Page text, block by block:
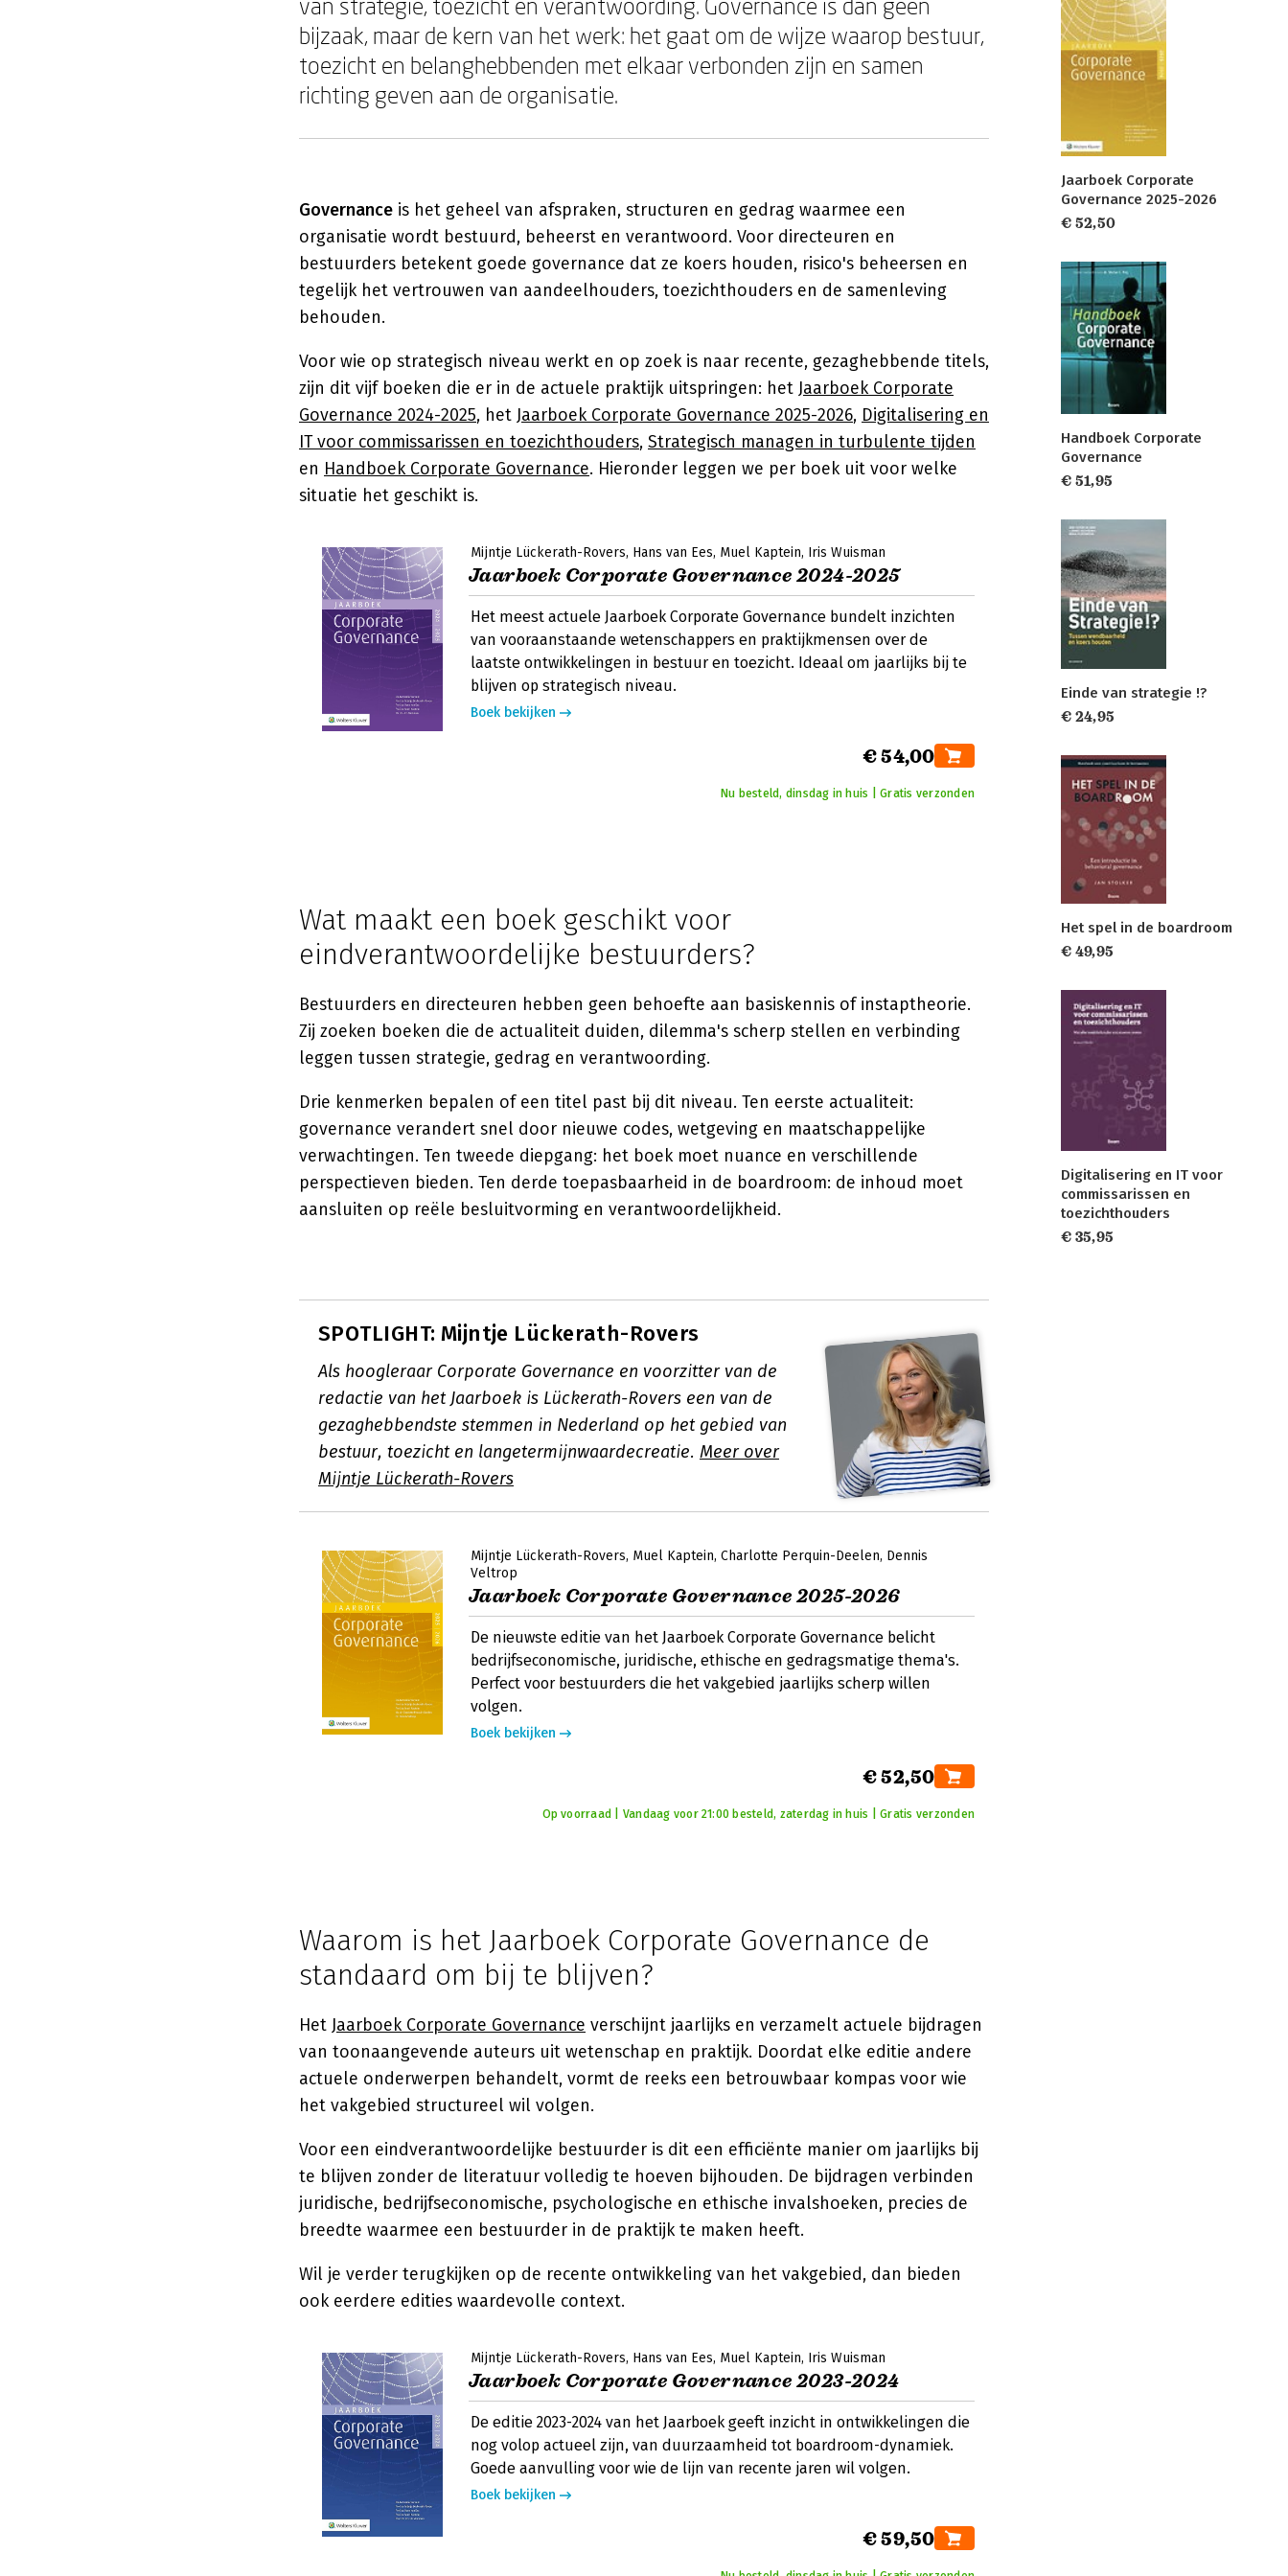
bijzaak, maar de kern van het werk: het gaat om de wijze waarop bestuur,
toezicht en belanghebbenden met elkaar verbonden zijn en samen
richting geven aan de organisatie.
Governance is het geheel van afspraken, structuren en gedrag waarmee een
organisatie wordt bestuurd, beheerst en verantwoord. Voor directeuren en
bestuurders betekent goede governance dat ze koers houden, risico's beheersen en
tegelijk het vertrouwen van aandeelhouders, toezichthouders en de samenleving
behouden.
Voor wie op strategisch niveau werkt en op zoek is naar recente, gezaghebbende titels,
zijn dit vijf boeken die er in de actuele praktijk uitspringen: het Jaarboek Corporate
Governance 2024-2025, het Jaarboek Corporate Governance 2025-2026, Digitalisering en
IT voor commissarissen en toezichthouders, Strategisch managen in turbulente tijden
en Handboek Corporate Governance. Hieronder leggen we per boek uit voor welke
situatie het geschikt is.
Mijntje Lückerath-Rovers Hans van Ees Muel Kaptein Iris Wuisman
Jaarboek Corporate Governance 2024-2025
Het meest actuele Jaarboek Corporate Governance bundelt inzichten
van vooraanstaande wetenschappers en praktijkmensen over de
laatste ontwikkelingen in bestuur en toezicht. Ideaal om jaarlijks bij te
blijven op strategisch niveau.
Boek bekijken
€ 54,00
Nu besteld, dinsdag in huis | Gratis verzonden
Wat maakt een boek geschikt voor
eindverantwoordelijke bestuurders?
Bestuurders en directeuren hebben geen behoefte aan basiskennis of instaptheorie.
Zij zoeken boeken die de actualiteit duiden, dilemma's scherp stellen en verbinding
leggen tussen strategie, gedrag en verantwoording.
Drie kenmerken bepalen of een titel past bij dit niveau. Ten eerste actualiteit:
governance verandert snel door nieuwe codes, wetgeving en maatschappelijke
verwachtingen. Ten tweede diepgang: het boek moet nuance en verschillende
perspectieven bieden. Ten derde toepasbaarheid in de boardroom: de inhoud moet
aansluiten op reële besluitvorming en verantwoordelijkheid.
SPOTLIGHT: Mijntje Lückerath-Rovers
Als hoogleraar Corporate Governance en voorzitter van de
redactie van het Jaarboek is Lückerath-Rovers een van de
gezaghebbendste stemmen in Nederland op het gebied van
bestuur, toezicht en langetermijnwaardecreatie. Meer over
Mijntje Lückerath-Rovers
Mijntje Lückerath-Rovers Muel Kaptein Charlotte Perquin-Deelen Dennis
Veltrop
Jaarboek Corporate Governance 2025-2026
De nieuwste editie van het Jaarboek Corporate Governance belicht
bedrijfseconomische, juridische, ethische en gedragsmatige thema's.
Perfect voor bestuurders die het vakgebied jaarlijks scherp willen
volgen.
Boek bekijken
€ 52,50
Op voorraad | Vandaag voor 21:00 besteld, zaterdag in huis | Gratis verzonden
Waarom is het Jaarboek Corporate Governance de
standaard om bij te blijven?
Het Jaarboek Corporate Governance verschijnt jaarlijks en verzamelt actuele bijdragen
van toonaangevende auteurs uit wetenschap en praktijk. Doordat elke editie andere
actuele onderwerpen behandelt, vormt de reeks een betrouwbaar kompas voor wie
het vakgebied structureel wil volgen.
Voor een eindverantwoordelijke bestuurder is dit een efficiënte manier om jaarlijks bij
te blijven zonder de literatuur volledig te hoeven bijhouden. De bijdragen verbinden
juridische, bedrijfseconomische, psychologische en ethische invalshoeken, precies de
breedte waarmee een bestuurder in de praktijk te maken heeft.
Wil je verder terugkijken op de recente ontwikkeling van het vakgebied, dan bieden
ook eerdere edities waardevolle context.
Mijntje Lückerath-Rovers Hans van Ees Muel Kaptein Iris Wuisman
Jaarboek Corporate Governance 2023-2024
De editie 2023-2024 van het Jaarboek geeft inzicht in ontwikkelingen die
nog volop actueel zijn, van duurzaamheid tot boardroom-dynamiek.
Goede aanvulling voor wie de lijn van recente jaren wil volgen.
Boek bekijken
€ 59,50
Jaarboek Corporate
Governance 2025-2026
€ 52,50
Handboek Corporate
Governance
€ 51,95
Einde van strategie !?
€ 24,95
Het spel in de boardroom
€ 49,95
Digitalisering en IT voor
commissarissen en
toezichthouders
€ 35,95